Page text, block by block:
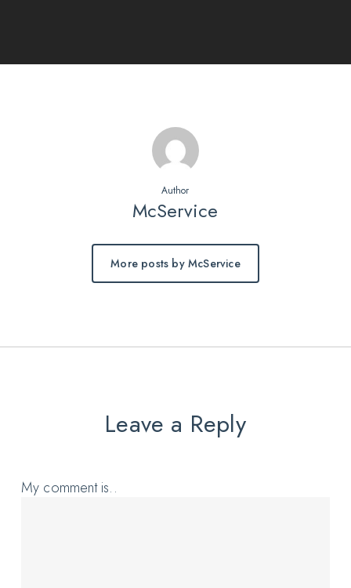
Author
McService
More posts by McService
Leave a Reply
My comment is..